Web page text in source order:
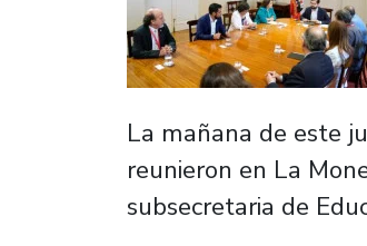
La mañana de este
reunieron en La
subsecretaria de